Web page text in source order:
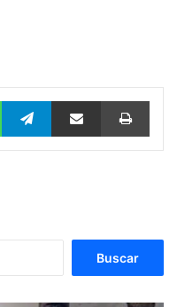
WhatsAppTelegramvía email